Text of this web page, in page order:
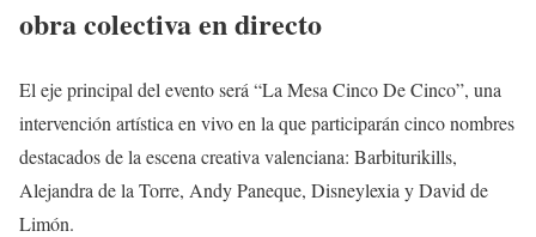
obra colectiva en directo
El eje principal del evento será “La Mesa Cinco De Cinco”, una
intervención artística en vivo en la que participarán cinco nombres
destacados de la escena creativa valenciana: Barbiturikills,
Alejandra de la Torre, Andy Paneque, Disneylexia y David de
Limón.